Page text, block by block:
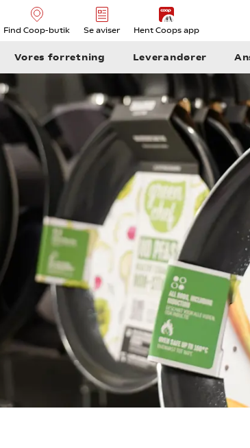
Find Coop-butik Se aviser Hent Coops app
Vores forretning Leverandører